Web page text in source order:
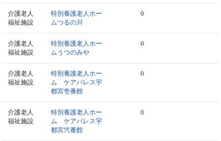
介護老人
福祉施設
特別養護老人ホー
ムつるの川
0
介護老人
福祉施設
特別養護老人ホー
ムうつのみや
0
介護老人
福祉施設
特別養護老人ホー
ム ケアパレス宇
都宮壱番館
0
介護老人
福祉施設
特別養護老人ホー
ム ケアパレス宇
都宮弐番館
0